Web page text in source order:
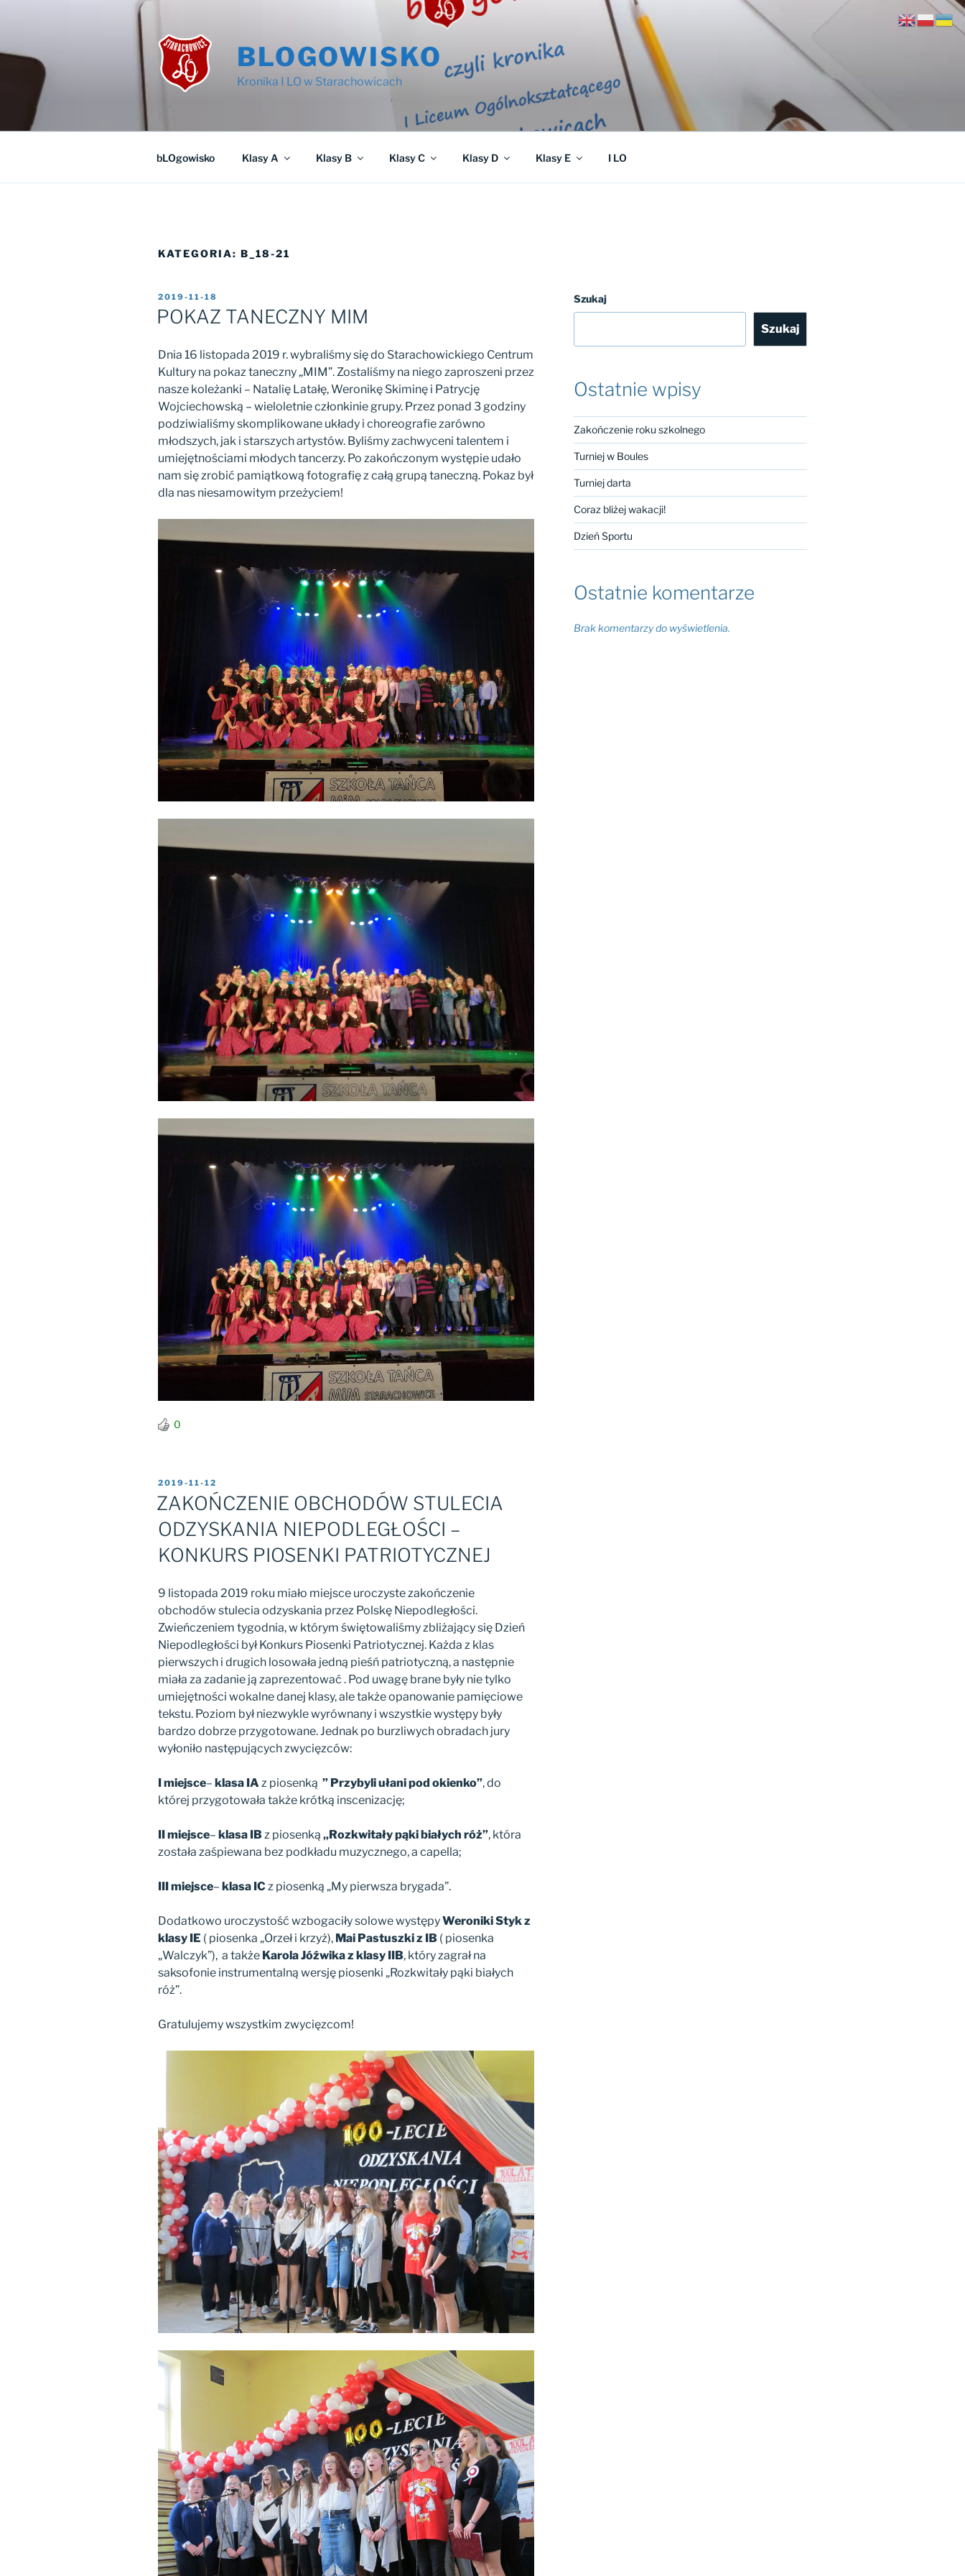
BLOGOWISKO
Kronika I LO w Starachowicach
bLOgowisko Klasy A Klasy B Klasy C Klasy D Klasy E I LO
KATEGORIA: B_18-21
OPUBLIKOWANE
W
2019-11-18
POKAZ TANECZNY MIM
Dnia 16 listopada 2019 r. wybraliśmy się do Starachowickiego Centrum
Kultury na pokaz taneczny „MIM”. Zostaliśmy na niego zaproszeni przez
nasze koleżanki – Natalię Latałę, Weronikę Skiminę i Patrycję
Wojciechowską – wieloletnie członkinie grupy. Przez ponad 3 godziny
podziwialiśmy skomplikowane układy i choreografie zarówno
młodszych, jak i starszych artystów. Byliśmy zachwyceni talentem i
umiejętnościami młodych tancerzy. Po zakończonym występie udało
nam się zrobić pamiątkową fotografię z całą grupą taneczną. Pokaz był
dla nas niesamowitym przeżyciem!
0
OPUBLIKOWANE
W
2019-11-12
ZAKOŃCZENIE OBCHODÓW STULECIA
ODZYSKANIA NIEPODLEGŁOŚCI –
KONKURS PIOSENKI PATRIOTYCZNEJ
9 listopada 2019 roku miało miejsce uroczyste zakończenie
obchodów stulecia odzyskania przez Polskę Niepodległości.
Zwieńczeniem tygodnia, w którym świętowaliśmy zbliżający się Dzień
Niepodległości był Konkurs Piosenki Patriotycznej. Każda z klas
pierwszych i drugich losowała jedną pieśń patriotyczną, a następnie
miała za zadanie ją zaprezentować . Pod uwagę brane były nie tylko
umiejętności wokalne danej klasy, ale także opanowanie pamięciowe
tekstu. Poziom był niezwykle wyrównany i wszystkie występy były
bardzo dobrze przygotowane. Jednak po burzliwych obradach jury
wyłoniło następujących zwycięzców:
I miejsce– klasa IA z piosenką ” Przybyli ułani pod okienko”, do
której przygotowała także krótką inscenizację;
II miejsce– klasa IB z piosenką „Rozkwitały pąki białych róż”, która
została zaśpiewana bez podkładu muzycznego, a capella;
III miejsce– klasa ICz piosenką „My pierwsza brygada”.
Dodatkowo uroczystość wzbogaciły solowe występyWeroniki Styk z
klasy IE ( piosenka „Orzeł i krzyż), Mai Pastuszki z IB ( piosenka
„Walczyk”), a także Karola Jóźwika z klasy IIB, który zagrał na
saksofonie instrumentalną wersję piosenki „Rozkwitały pąki białych
róż”.
Gratulujemy wszystkim zwycięzcom!
Szukaj
Szukaj
Ostatnie wpisy
Zakończenie roku szkolnego
Turniej w Boules
Turniej darta
Coraz bliżej wakacji!
Dzień Sportu
Ostatnie komentarze
Brak komentarzy do wyświetlenia.